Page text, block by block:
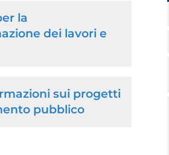
la
dei lavori e
sui progetti
pubblico